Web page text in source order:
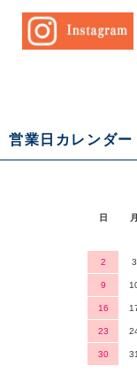
営業日カレンダー
日 月
2 3
9
16
23
30 31